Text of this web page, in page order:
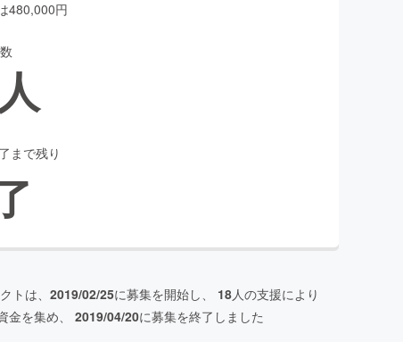
480,000円
人
まで残り
トは、 2019/02/25に募集を開始し、 18人の支援により
金を集め、 2019/04/20に募集を終了しました